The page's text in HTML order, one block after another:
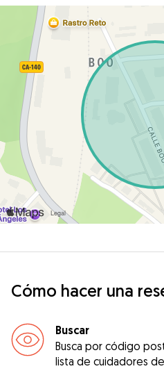
Cómo hacer una
Buscar
Busca por código
lista de cuidadores